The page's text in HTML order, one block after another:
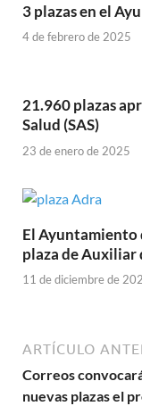
3 plazas en el
4 de febrero de 2025
21.960 plazas
Salud (SAS)
23 de enero de 2025
El Ayuntamiento
plaza de Auxiliar
11 de diciembre de
ARTÍCULO
Correos
nuevas plazas el